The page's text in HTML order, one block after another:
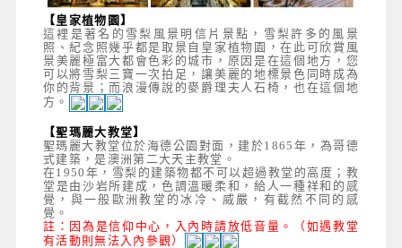
【皇家植物園】
這裡是著名的雪梨風景明信片景點，雪梨許多的風景
照、紀念照幾乎都是取景自皇家植物園，在此可欣賞風
景美麗極富大都會色彩的城市，原因是在這個地方，您
可以將雪梨三寶一次拍足，讓美麗的地標景色同時成為
你的背景；而浪漫傳說的麥爵理夫人石椅，也在這個地
方。
【聖瑪麗大教堂】
聖瑪麗大教堂位於海德公園對面，建於1865年，為哥德
式建築，是澳洲第二大天主教堂。
在1950年，雪梨的建築物都不可以超過教堂的高度；教
堂是由沙岩所建成，色調溫暖柔和，給人一種祥和的感
覺，與一般歐洲教堂的冰冷、威嚴，有截然不同的感
覺。
註：因為是信仰中心，入內時請放低音量。（如遇教堂
有活動則無法入內參觀）